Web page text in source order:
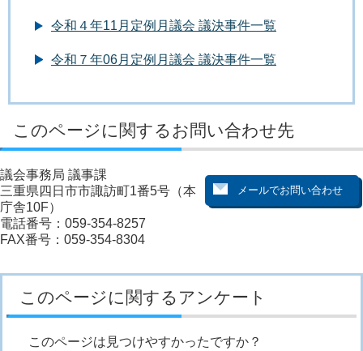
令和４年11月定例月議会 議決事件一覧
令和７年06月定例月議会 議決事件一覧
このページに関するお問い合わせ先
議会事務局 議事課
三重県四日市市諏訪町1番5号（本
庁舎10F）
電話番号：059-354-8257
FAX番号：059-354-8304
このページに関するアンケート
このページは見つけやすかったですか？